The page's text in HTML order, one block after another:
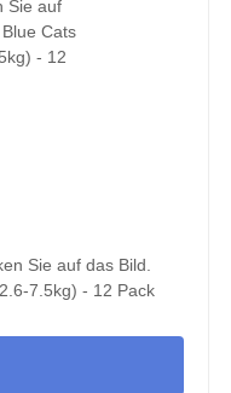
Sie auf das Bild.
7.5kg) - 12 Pack